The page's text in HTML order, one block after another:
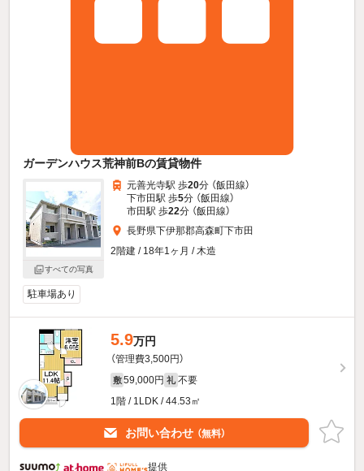
ガーデンハウス荒神前Bの賃貸物件
すべての写真
元善光寺駅 歩20分 （飯田線）
下市田駅 歩5分 （飯田線）
市田駅 歩22分 （飯田線）
長野県下伊那郡高森町下市田
2階建 / 18年1ヶ月 / 木造
駐車場あり
5.9万円
（管理費3,500円）
敷 59,000円 礼 不要
1階 / 1LDK / 44.53㎡
お問い合わせ （無料）
提供